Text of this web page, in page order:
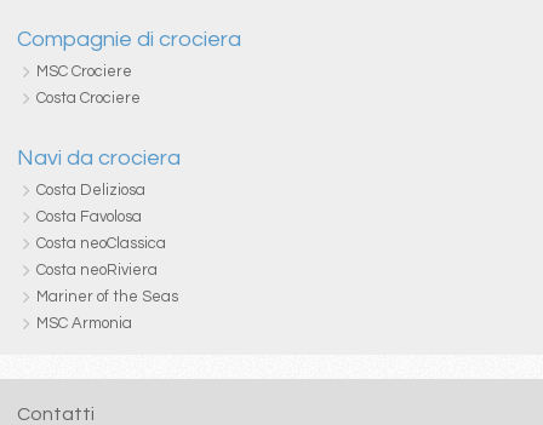
Compagnie di crociera
MSC Crociere
Costa Crociere
Navi da crociera
Costa Deliziosa
Costa Favolosa
Costa neoClassica
Costa neoRiviera
Mariner of the Seas
MSC Armonia
Contatti